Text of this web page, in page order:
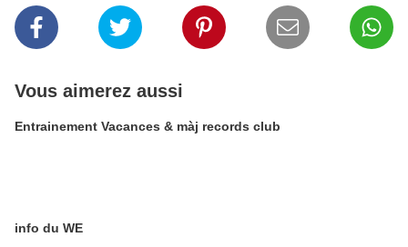
Vous aimerez aussi
Entrainement Vacances & màj records club
info du WE